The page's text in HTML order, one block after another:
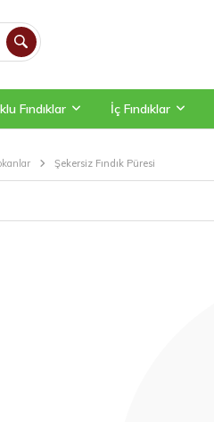
Fındıklar İç Fındıklar
Şekersiz Fındık Püresi